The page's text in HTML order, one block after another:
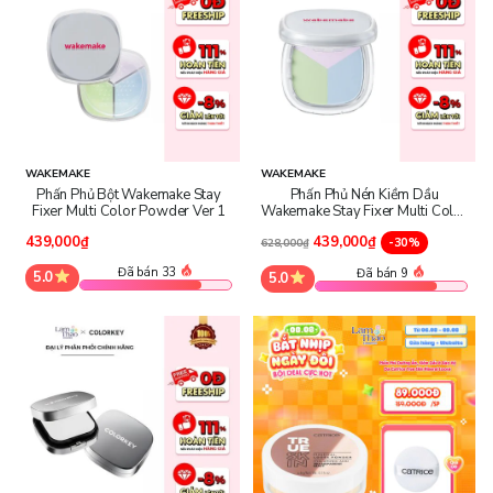
WAKEMAKE
Phấn Phủ Bột Wakemake Stay
Fixer Multi Color Powder Ver 1
439,000₫
5.0
Đã bán 33
WAKEMAKE
Phấn Phủ Nén Kiềm Dầu
Wakemake Stay Fixer Multi Color
628,000₫ 439,000₫ -30%
5.0 Đã bán 9